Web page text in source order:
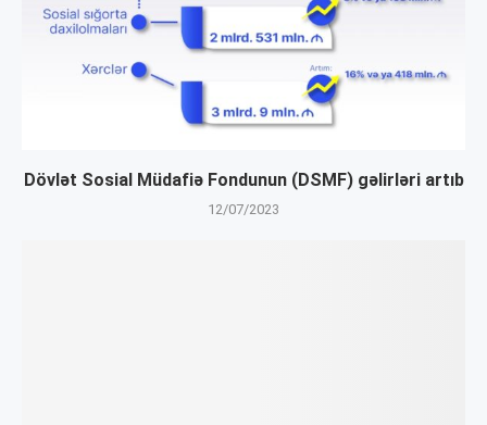
Dövlət Sosial Müdafiə Fondunun (DSMF) gəlirləri artıb
12/07/2023